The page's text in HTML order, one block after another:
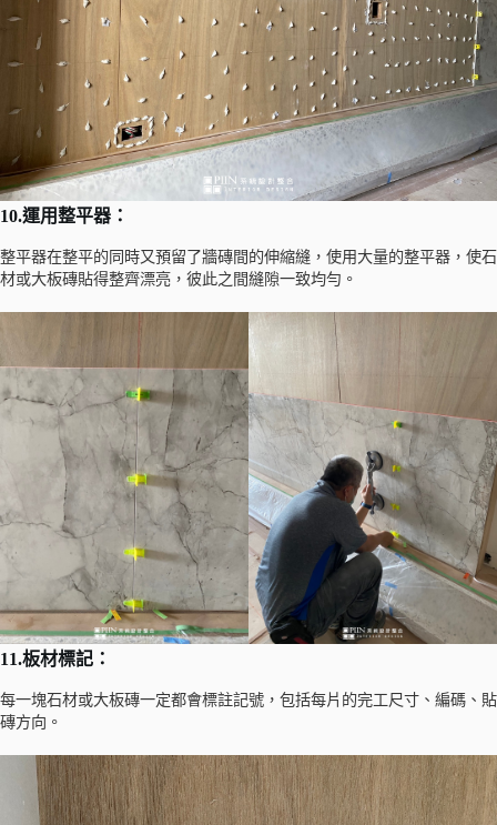
10.運用整平器：
整平器在整平的同時又預留了牆磚間的伸縮縫，使用大量的整平器，使石
材或大板磚貼得整齊漂亮，彼此之間縫隙一致均勻。
11.板材標記：
每一塊石材或大板磚一定都會標註記號，包括每片的完工尺寸、編碼、貼
磚方向。